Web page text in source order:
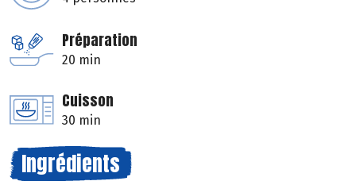
Préparation
20 min
Cuisson
30 min
Ingrédients